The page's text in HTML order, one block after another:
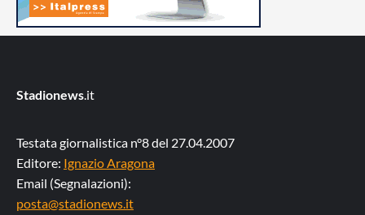
Stadionews.it
Testata giornalistica n°8 del 27.04.2007
Editore: Ignazio Aragona
Email (Segnalazioni):
posta@stadionews.it